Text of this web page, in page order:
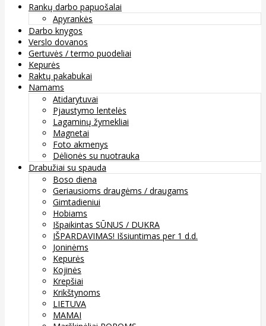
Rankų darbo papuošalai
Apyrankės
Darbo knygos
Verslo dovanos
Gertuvės / termo puodeliai
Kepurės
Raktų pakabukai
Namams
Atidarytuvai
Pjaustymo lentelės
Lagaminų žymekliai
Magnetai
Foto akmenys
Dėlionės su nuotrauka
Drabužiai su spauda
Boso diena
Geriausioms draugėms / draugams
Gimtadieniui
Hobiams
Išpaikintas SŪNUS / DUKRA
IŠPARDAVIMAS! Išsiuntimas per 1 d.d.
Joninėms
Kepurės
Kojinės
Krepšiai
Krikštynoms
LIETUVA
MAMAI